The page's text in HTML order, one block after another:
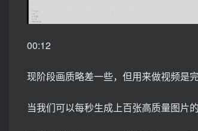
00:12
现阶段画质略差一些，但用来做视频是
当我们可以每秒生成上百张高质量图片